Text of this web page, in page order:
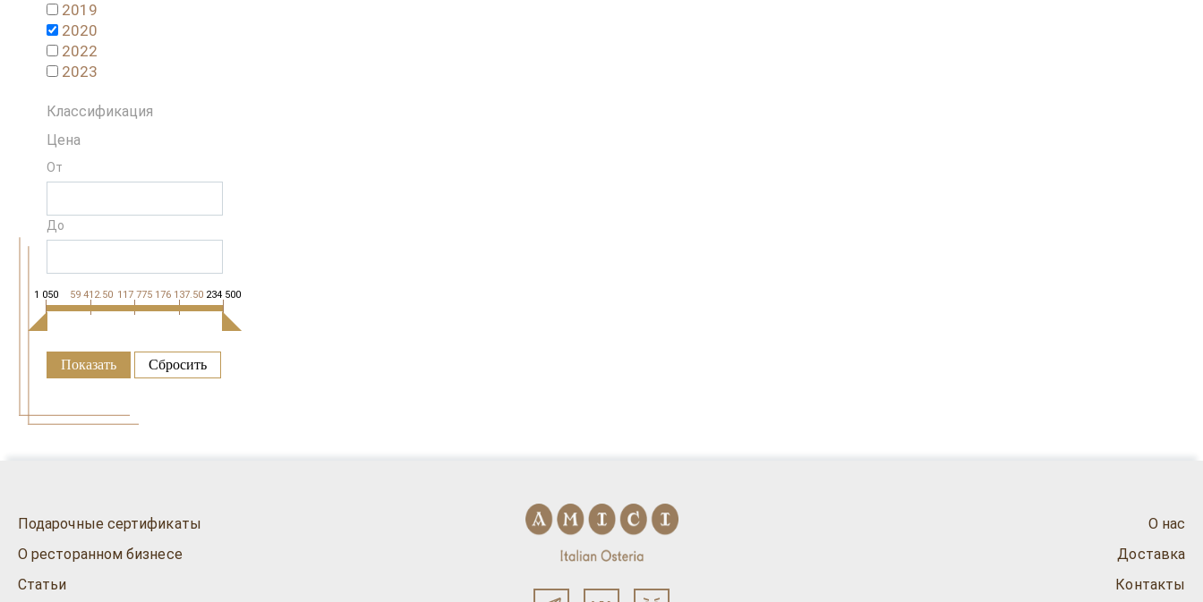
2019
2020
2022
2023
Классификация
Цена
От
До
1 050 59 412.50 117 775 176 137.50 234 500
Подарочные сертификаты
О ресторанном бизнесе
Статьи
О нас
Доставка
Контакты